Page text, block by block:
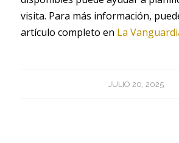
visita. Para más información,
artículo completo en La
JULIO 20, 2025